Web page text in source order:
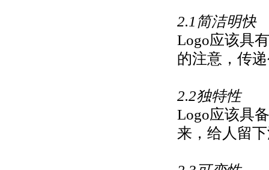
2.1简洁明快
Logo应该具
的注意，传
2.2独特性
Logo应该具
来，给人留